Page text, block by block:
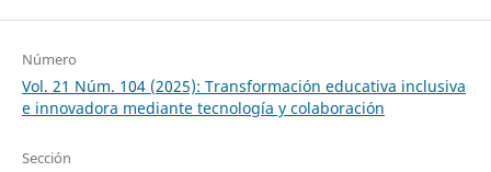
Número
Vol. 21 Núm. 104 (2025): Transformación educativa inclusiva
e innovadora mediante tecnología y colaboración
Sección